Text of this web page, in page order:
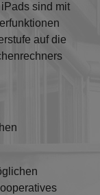
iPads sind mit
auf die